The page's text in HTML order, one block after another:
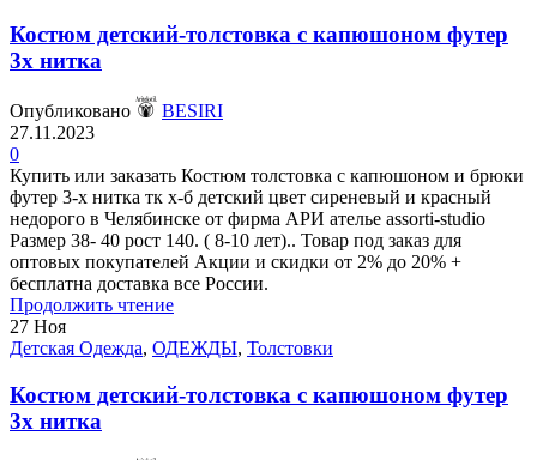
Костюм детский-толстовка с капюшоном футер
3х нитка
Опубликовано
BESIRI
27.11.2023
0
Купить или заказать Костюм толстовка с капюшоном и брюки
футер 3-х нитка тк х-б детский цвет сиреневый и красный
недорого в Челябинске от фирма АРИ ателье assorti-studio
Размер 38- 40 рост 140. ( 8-10 лет).. Товар под заказ для
оптовых покупателей Акции и скидки от 2% до 20% +
бесплатна доставка все России.
Продолжить чтение
27 Ноя
Детская Одежда, ОДЕЖДЫ, Толстовки
Костюм детский-толстовка с капюшоном футер
3х нитка